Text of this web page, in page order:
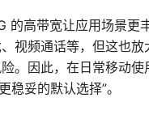
的高带宽让应用场景更
视频通话等，但这也放
。因此，在日常移动使
稳妥的默认选择”。